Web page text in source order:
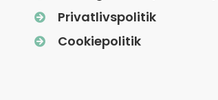
Privatlivspolitik
Cookiepolitik